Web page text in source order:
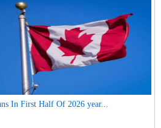
In First Half Of 2026 year...